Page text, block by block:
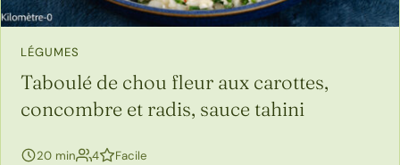
LÉGUMES
Taboulé de chou fleur aux carottes,
concombre et radis, sauce tahini
20 min 4personnes
Facile